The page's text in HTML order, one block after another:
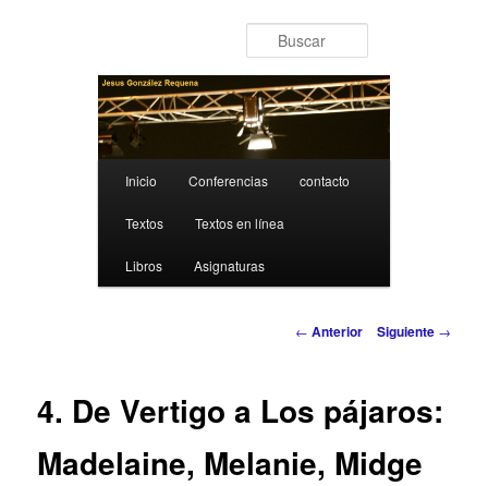
Buscar
Inicio Conferencias contacto
Textos Textos en línea
Libros Asignaturas
Navegación de entradas
← Anterior Siguiente →
4. De Vertigo a Los pájaros:
Madelaine, Melanie, Midge